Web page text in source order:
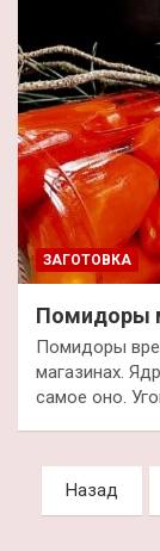
ЗАГОТОВКА
Помидоры
Помидоры
магазинах.
самое оно.
Пагинация
записей
Назад